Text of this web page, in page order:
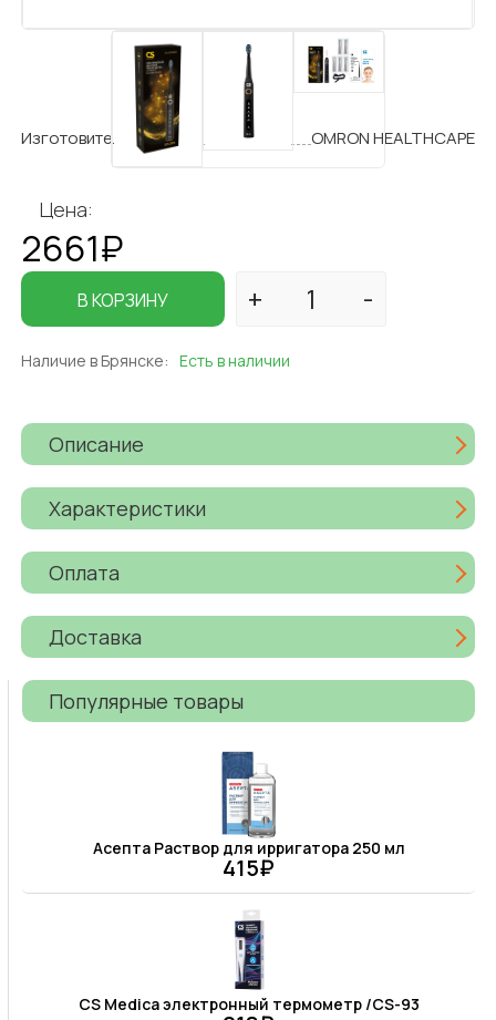
Изготовитель OMRON HEALTHCAPE
Цена:
2661₽
В КОРЗИНУ
Наличие в Брянске: Есть в наличии
Описание
Характеристики
Оплата
Доставка
Популярные товары
Асепта Раствор для ирригатора 250 мл
415₽
CS Medica электронный термометр /CS-93